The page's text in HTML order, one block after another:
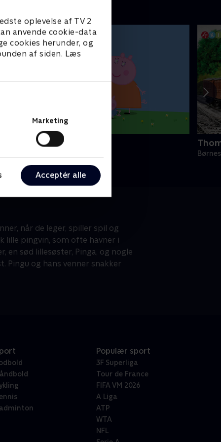
oplevelse af TV 2
anvende cookie-data
cookies herunder, og
af siden. Læs
Marketing
Acceptér alle
Gurli Gris
når de leger, spiller spil og
lille pingvin, som ofte havner i
en sød lillesøster, Pinga, og nogle
og hans venner snakker
Populær sport
3F Superliga
Tour de France
FIFA VM 2026
A Liga
ATP
WTA
NFL